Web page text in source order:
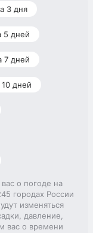
3 дня
5 дней
7 дней
дней
о погоде на
городах России
изменяться
давление,
вас о времени